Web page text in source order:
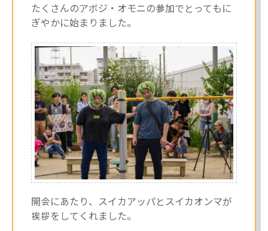
たくさんのアボジ・オモニの参加でとってもに
ぎやかに始まりました。
開会にあたり、スイカアッパとスイカオンマが
挨拶をしてくれました。